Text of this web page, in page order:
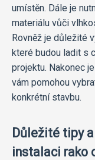
umístěn. Dále je
materiálu vůči
Rovněž je důležité
které budou ladit s
projektu. Nakonec
vám pomohou
konkrétní stavbu.
Důležité tipy
instalaci rako